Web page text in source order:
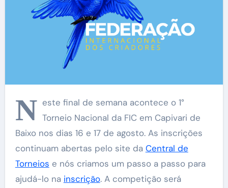
N este final de semana acontece o 1°
Torneio Nacional da FIC em Capivari de
Baixo nos dias 16 e 17 de agosto. As inscrições
continuam abertas pelo site da Central de
Torneios e nós criamos um passo a passo para
ajudá-lo na inscrição. A competição será